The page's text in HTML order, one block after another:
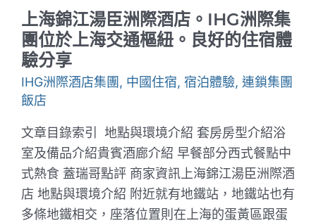
民
宿
｜
無
邊
際
泳
池
搭
配
絕
美
山
景
好
chill
上海錦江湯臣洲際酒店。IHG洲際集
團位於上海交通樞紐。良好的住宿體
驗分享
IHG洲際酒店集團, 中國住宿, 宿泊體驗, 連鎖集團
飯店
文章目錄索引 地點與環境介紹 套房房型介紹浴
室及備品介紹貴賓酒廊介紹 早餐部分西式餐點中
式熱食 蓋瑞哥點評 商家資訊上海錦江湯臣洲際酒
店 地點與環境介紹 附近就有地鐵站，地鐵站也有
多條地鐵相交，座落位置則在上海的蛋黃區跟蛋